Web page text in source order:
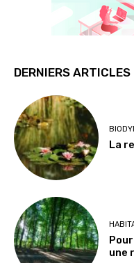
DERNIERS ARTICLES
La
une